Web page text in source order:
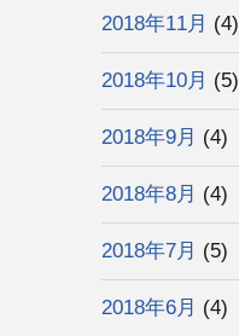
2018年11月 (4)
2018年10月 (5)
2018年9月 (4)
2018年8月 (4)
2018年7月 (5)
2018年6月 (4)